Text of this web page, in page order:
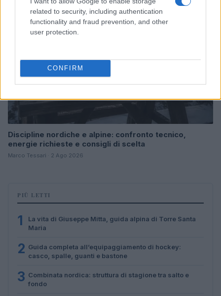
related to security, including authentication
functionality and fraud prevention, and other
user protection.
CONFIRM
Discipline nordiche e alpine: confronto tecnico,
energie richieste e consigli di scelta
Marco Tessari · 2 Ago 2026
PIÙ LETTI
1
La vita di Giuseppe Mitta, guida alpina di Torre Santa
Maria
2 Guida completa all’equipaggiamento di hockey:
casco, spalle, guanti e bastone
3 Combinata nordica: struttura di stagione tra salto e
fondo